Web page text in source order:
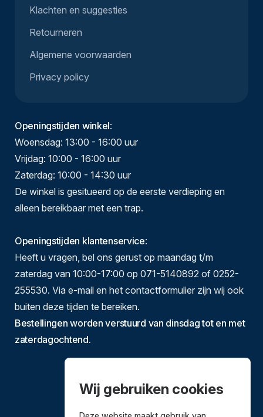
Klachten en suggesties
Retourneren
Algemene voorwaarden
Privacy policy
Openingstijden winkel:
Woensdag: 13:00 - 16:00 uur
Vrijdag: 10:00 - 16:00 uur
Zaterdag: 10:00 - 14:30 uur
De winkel is gesitueerd op de eerste verdieping en
alleen bereikbaar met een trap.
Openingstijden klantenservice:
Heeft u vragen, bel ons gerust op maandag t/m
zaterdag van 10:00-17:00 op 071-5140892 of 0252-
255530. Via e-mail en het contactformulier zijn wij ook
buiten deze tijden te bereiken.
Bestellingen worden verstuurd van dinsdag tot en met
zaterdagochtend.
Wij gebruiken cookies